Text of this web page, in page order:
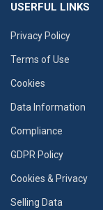
USERFUL LINKS
Privacy Policy
Terms of Use
Cookies
Data Information
Compliance
GDPR Policy
Cookies & Privacy
Selling Data